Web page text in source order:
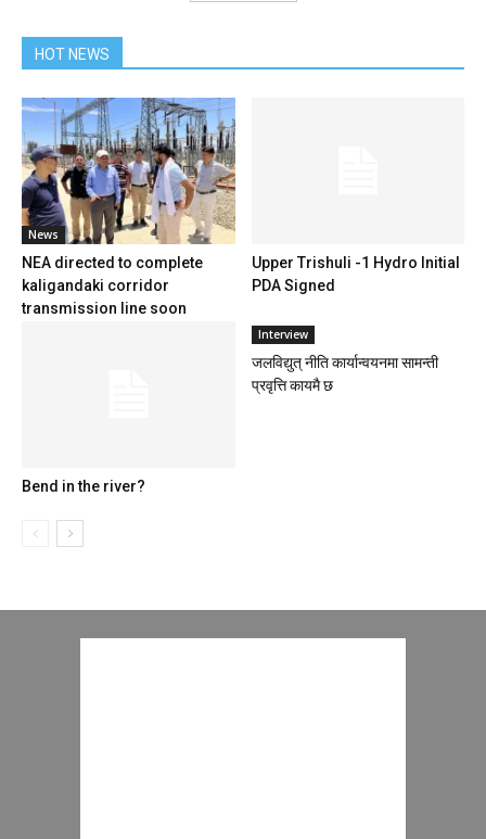
HOT NEWS
News
NEA directed to complete
kaligandaki corridor
transmission line soon
Upper Trishuli -1 Hydro Initial
PDA Signed
Bend in the river?
Interview
जलविद्युत् नीति कार्यान्वयनमा सामन्ती
प्रवृत्ति कायमै छ